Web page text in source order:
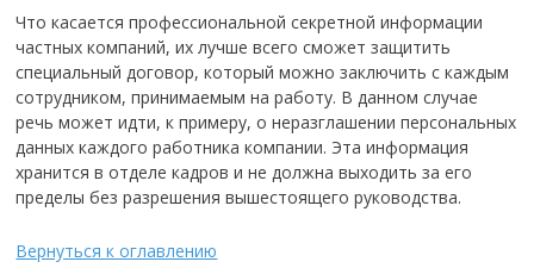
Что касается профессиональной секретной информации
частных компаний, их лучше всего сможет защитить
специальный договор, который можно заключить с каждым
сотрудником, принимаемым на работу. В данном случае
речь может идти, к примеру, о неразглашении персональных
данных каждого работника компании. Эта информация
хранится в отделе кадров и не должна выходить за его
пределы без разрешения вышестоящего руководства.
Вернуться к оглавлению